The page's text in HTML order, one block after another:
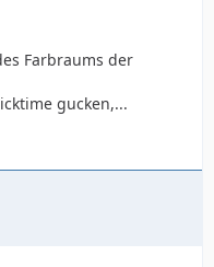
Farbraums der
gucken,...